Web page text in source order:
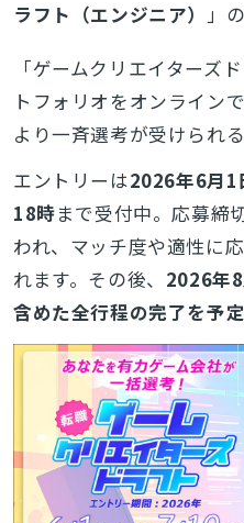
ラフト（エンジニア） 」
「ゲームクリエイターズ
トフォリオをオンライン
より一斉選考が受けられ
エントリーは2026年6月1
18時まで受付中。応募締
われ、マッチ度や適性に
れます。その後、 2026年
含めた全行程の完了を予定